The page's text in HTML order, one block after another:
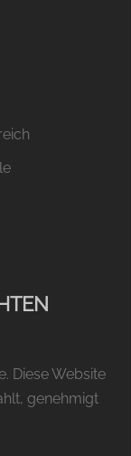
Diese Website
genehmigt